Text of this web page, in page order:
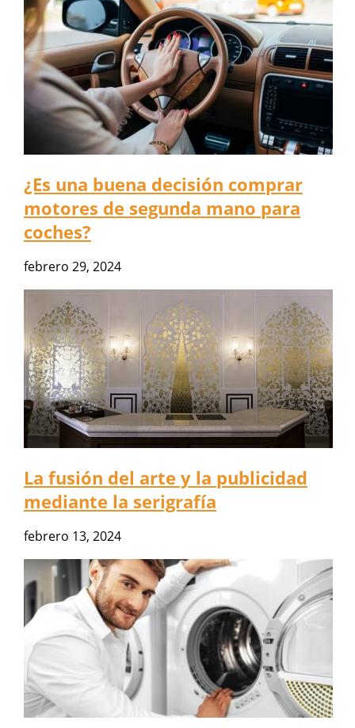
¿Es una buena decisión comprar
motores de segunda mano para
coches?
febrero 29, 2024
La fusión del arte y la publicidad
mediante la serigrafía
febrero 13, 2024